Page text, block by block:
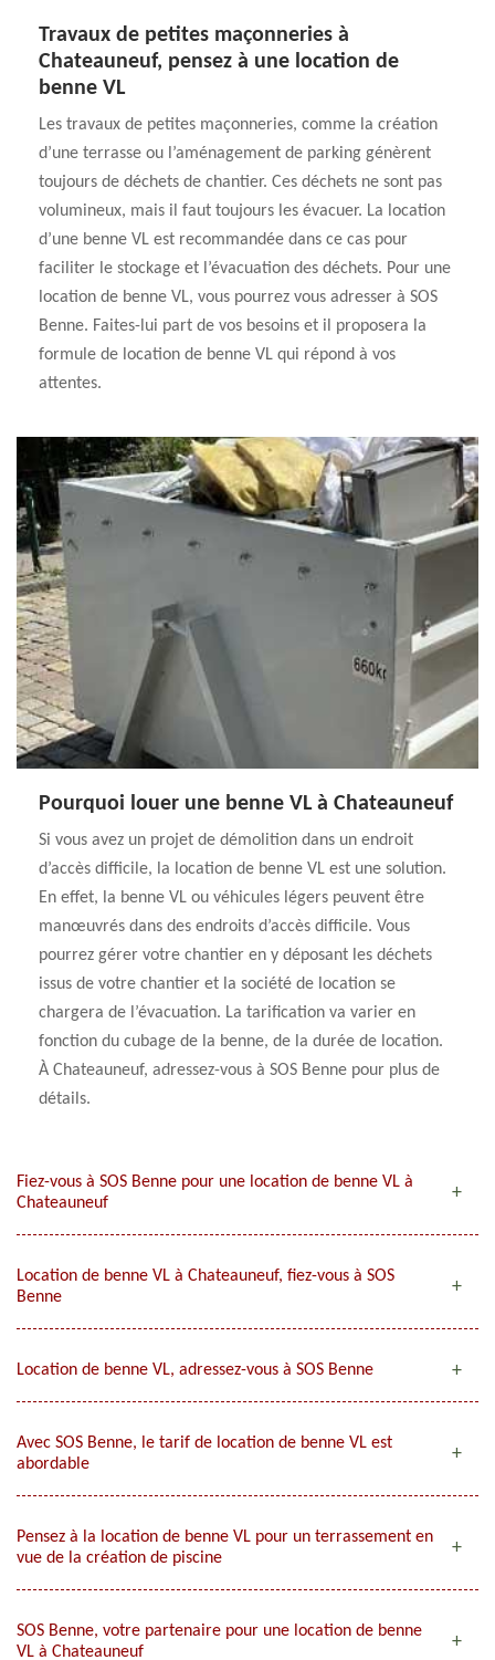
Travaux de petites maçonneries à
Chateauneuf, pensez à une location de
benne VL
Les travaux de petites maçonneries, comme la création
d’une terrasse ou l’aménagement de parking génèrent
toujours de déchets de chantier. Ces déchets ne sont pas
volumineux, mais il faut toujours les évacuer. La location
d’une benne VL est recommandée dans ce cas pour
faciliter le stockage et l’évacuation des déchets. Pour une
location de benne VL, vous pourrez vous adresser à SOS
Benne. Faites-lui part de vos besoins et il proposera la
formule de location de benne VL qui répond à vos
attentes.
Pourquoi louer une benne VL à Chateauneuf
Si vous avez un projet de démolition dans un endroit
d’accès difficile, la location de benne VL est une solution.
En effet, la benne VL ou véhicules légers peuvent être
manœuvrés dans des endroits d’accès difficile. Vous
pourrez gérer votre chantier en y déposant les déchets
issus de votre chantier et la société de location se
chargera de l’évacuation. La tarification va varier en
fonction du cubage de la benne, de la durée de location.
À Chateauneuf, adressez-vous à SOS Benne pour plus de
détails.
Fiez-vous à SOS Benne pour une location de benne VL à
Chateauneuf
Location de benne VL à Chateauneuf, fiez-vous à SOS
Benne
Location de benne VL, adressez-vous à SOS Benne
Avec SOS Benne, le tarif de location de benne VL est
abordable
Pensez à la location de benne VL pour un terrassement en
vue de la création de piscine
SOS Benne, votre partenaire pour une location de benne
VL à Chateauneuf